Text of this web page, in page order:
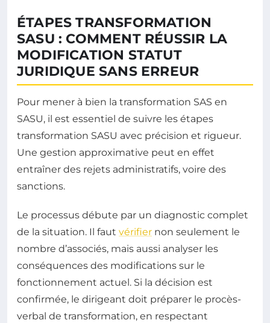
ÉTAPES TRANSFORMATION
SASU : COMMENT RÉUSSIR LA
MODIFICATION STATUT
JURIDIQUE SANS ERREUR
Pour mener à bien la transformation SAS en
SASU, il est essentiel de suivre les étapes
transformation SASU avec précision et rigueur.
Une gestion approximative peut en effet
entraîner des rejets administratifs, voire des
sanctions.
Le processus débute par un diagnostic complet
de la situation. Il faut vérifier non seulement le
nombre d’associés, mais aussi analyser les
conséquences des modifications sur le
fonctionnement actuel. Si la décision est
confirmée, le dirigeant doit préparer le procès-
verbal de transformation, en respectant